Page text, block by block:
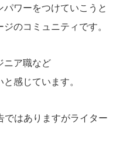
ワーをつけていこうと
のコミュニティです。
ニア職など
感じています。
ではありますがライター